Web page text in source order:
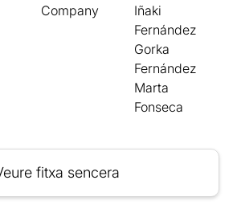
Company
Iñaki
Fernández
Gorka
Fernández
Marta
Fonseca
fitxa sencera